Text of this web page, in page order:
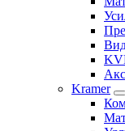
Kramer